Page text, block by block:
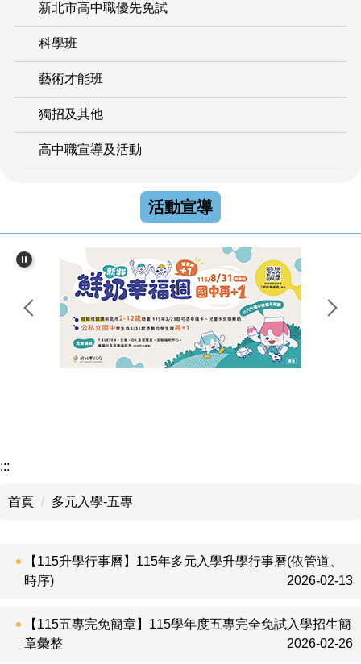
新北市高中職優先免試
科學班
藝術才能班
獨招及其他
高中職宣導及活動
活動宣導
:::
首頁 多元入學-五專
【115升學行事曆】115年多元入學升學行事曆(依管道、
時序)
2026-02-13
【115五專完免簡章】115學年度五專完全免試入學招生簡
章彙整
2026-02-26